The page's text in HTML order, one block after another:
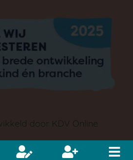
door KDV Online
DE PEUTERGROEP